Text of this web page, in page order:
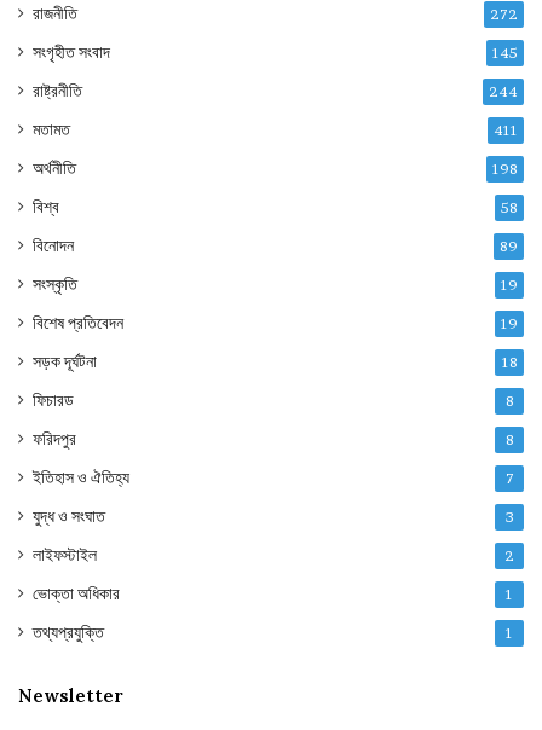
রাজনীতি 272
সংগৃহীত সংবাদ 145
রাষ্ট্রনীতি 244
মতামত 411
অর্থনীতি 198
বিশ্ব 58
বিনোদন 89
সংস্কৃতি 19
বিশেষ প্রতিবেদন 19
সড়ক দূর্ঘটনা 18
ফিচারড 8
ফরিদপুর 8
ইতিহাস ও ঐতিহ্য 7
যুদ্ধ ও সংঘাত 3
লাইফস্টাইল 2
ভোক্তা অধিকার 1
তথ্যপ্রযুক্তি 1
Newsletter